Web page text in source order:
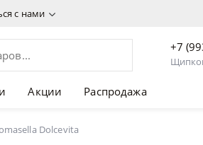
с нами
+7
Акции Распродажа
Dolcevita